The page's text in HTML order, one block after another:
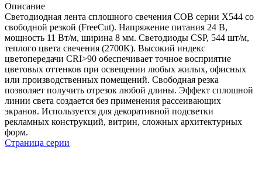
Описание
Светодиодная лента сплошного свечения COB серии X544 со
свободной резкой (FreeCut). Напряжение питания 24 В,
мощность 11 Вт/м, ширина 8 мм. Светодиоды CSP, 544 шт/м,
теплого цвета свечения (2700K). Высокий индекс
цветопередачи CRI>90 обеспечивает точное восприятие
цветовых оттенков при освещении любых жилых, офисных
или производственных помещений. Свободная резка
позволяет получить отрезок любой длины. Эффект сплошной
линии света создается без применения рассеивающих
экранов. Используется для декоративной подсветки
рекламных конструкций, витрин, сложных архитектурных
форм.
Страница серии